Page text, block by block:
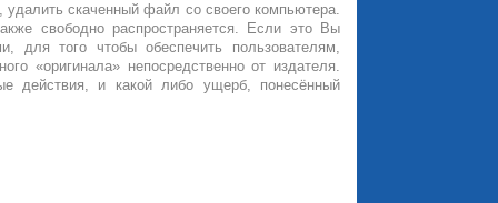
скаченный файл со своего компьютера.
свободно распространяется. Если это Вы
для того чтобы обеспечить пользователям,
«оригинала» непосредственно от издателя.
действия, и какой либо ущерб, понесённый